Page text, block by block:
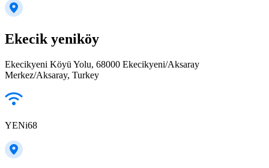
Ekecik yeniköy
Ekecikyeni Köyü Yolu, 68000 Ekecikyeni/Aksaray
Merkez/Aksaray, Turkey
YENi68